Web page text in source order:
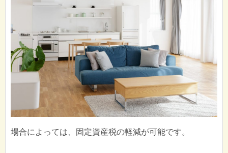
場合によっては、固定資産税の軽減が可能です。